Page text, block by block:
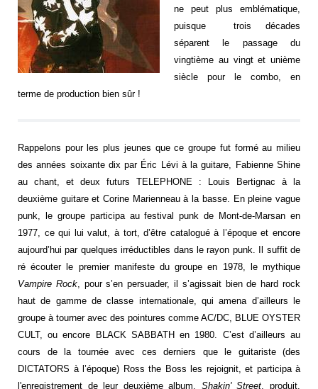
ne peut plus emblématique,
puisque trois décades
séparent le passage du
vingtième au vingt et unième
siècle pour le combo,
en
terme de production bien sûr !
Rappelons pour les plus jeunes que ce groupe fut formé au milieu
des années soixante dix par Éric Lévi à la guitare, Fabienne Shine
au chant, et deux futurs TELEPHONE : Louis Bertignac à la
deuxième guitare et Corine Marienneau à la basse. En pleine vague
punk, le groupe participa au festival punk de Mont-de-Marsan en
1977, ce qui lui valut, à tort, d’être catalogué à l’époque et encore
aujourd’hui par quelques irréductibles dans le rayon punk. Il suffit de
ré écouter le premier manifeste du groupe en 1978, le mythique
Vampire Rock, pour s’en persuader, il s’agissait bien de hard rock
haut de gamme de classe internationale, qui amena d’ailleurs le
groupe à tourner avec des pointures comme AC/DC, BLUE OYSTER
CULT, ou encore BLACK SABBATH en 1980. C’est d’ailleurs au
cours de la tournée avec ces derniers que le guitariste (des
DICTATORS à l’époque) Ross the Boss les rejoignit, et participa à
l'enregistrement de leur deuxième album, Shakin' Street , produit,